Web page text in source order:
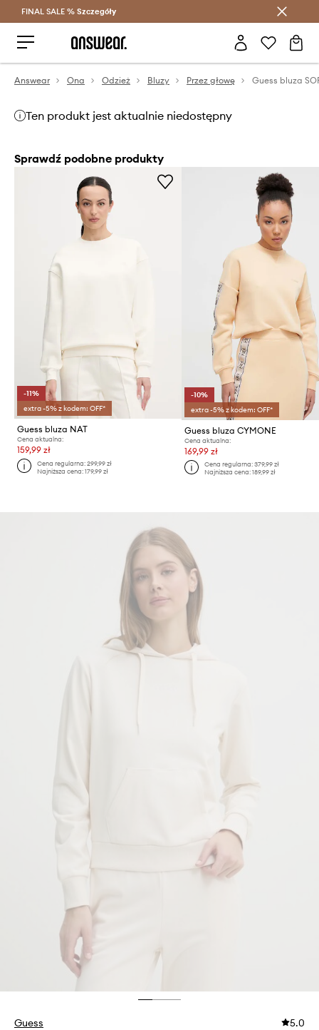
Oszczędzaj z Answear Club >
FINAL SALE % Szczegóły
Answear Ona Odzież Bluzy Przez głowę Guess bluza
Ten produkt jest aktualnie niedostępny
Sprawdź podobne produkty
-11%
extra -5% z kodem: OFF*
Guess bluza NAT
Cena aktualna:
159,99 zł
Cena regularna:299,99 zł
Najniższa cena:179,99 zł
-10%
extra -5% z kodem: OFF*
Guess bluza CYMONE
Cena aktualna:
169,99 zł
Cena regularna: 379,99 zł
Najniższa cena: 189,99 zł
Guess 5.0